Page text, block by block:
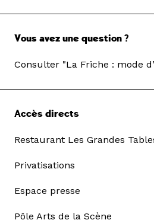
Vous avez une question ?
Consulter "La Friche : mode
Accès directs
Restaurant Les Grandes
Privatisations
Espace presse
Pôle Arts de la Scène